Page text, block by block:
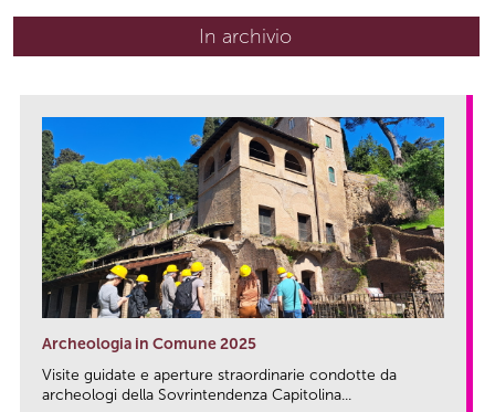
In archivio
Archeologia in Comune 2025
Visite guidate e aperture straordinarie condotte da
archeologi della Sovrintendenza Capitolina...